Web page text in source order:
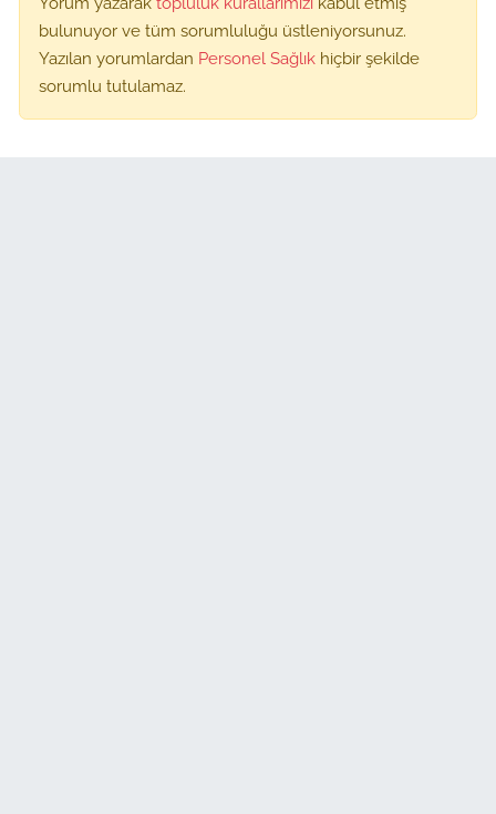
bulunuyor ve tüm sorumluluğu üstleniyorsunuz.
Yazılan yorumlardan Personel Sağlık hiçbir şekilde
sorumlu tutulamaz.